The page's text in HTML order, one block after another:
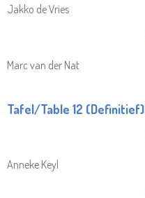
Jakko de Vries
Marc van der Nat
Tafel/Table 12 (Definitief)
Anneke Keyl